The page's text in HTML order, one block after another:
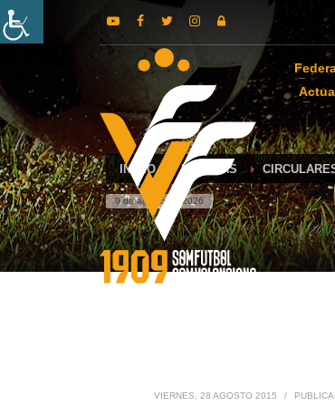
INICIO NOTICIAS
9 de agosto de 2026
VIERNES, 28 AGOSTO 2015 /